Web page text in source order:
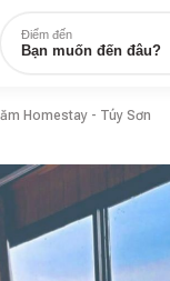
Điểm đến
Bạn muốn đến đâu?
Homestay - Túy Sơn